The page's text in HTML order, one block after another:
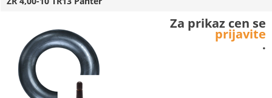
Za prikaz cen se
prijavite
.